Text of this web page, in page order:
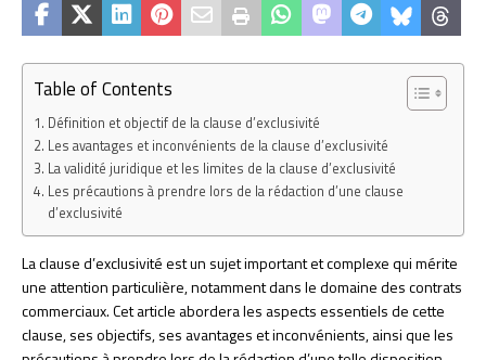
Table of Contents
Définition et objectif de la clause d’exclusivité
Les avantages et inconvénients de la clause d’exclusivité
La validité juridique et les limites de la clause d’exclusivité
Les précautions à prendre lors de la rédaction d’une clause
d’exclusivité
La clause d’exclusivité est un sujet important et complexe qui mérite
une attention particulière, notamment dans le domaine des contrats
commerciaux. Cet article abordera les aspects essentiels de cette
clause, ses objectifs, ses avantages et inconvénients, ainsi que les